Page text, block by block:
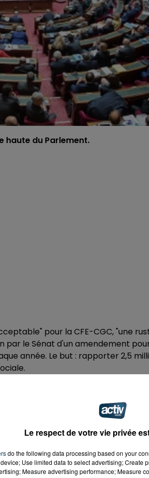
haute du Parlement.
pour la CFE-CGC, "une
par le Sénat d'un amendement
année. Le but : rapporter 2,5
mercredi avec 216 voix pour
de la mesure il s'agit d'Hervé
en revanche n'ont pas
mixte paritaire (réunissant
de son côté avait
sociaux au préalable.
Le respect de votre vie privée
do the following data processing based on your
Use limited data to select advertising; Create
Measure advertising performance; Measure